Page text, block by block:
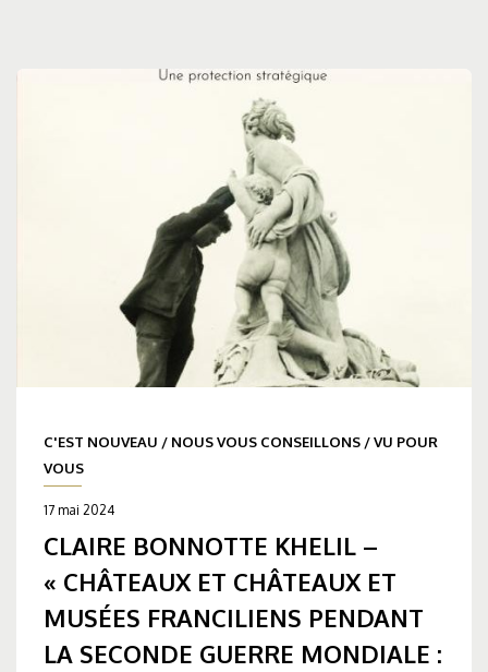
C'EST NOUVEAU / NOUS VOUS CONSEILLONS /VU POUR
VOUS
17 mai 2024
CLAIRE BONNOTTE KHELIL –
« CHÂTEAUX ET CHÂTEAUX ET
MUSÉES FRANCILIENS PENDANT
LA SECONDE GUERRE MONDIALE :